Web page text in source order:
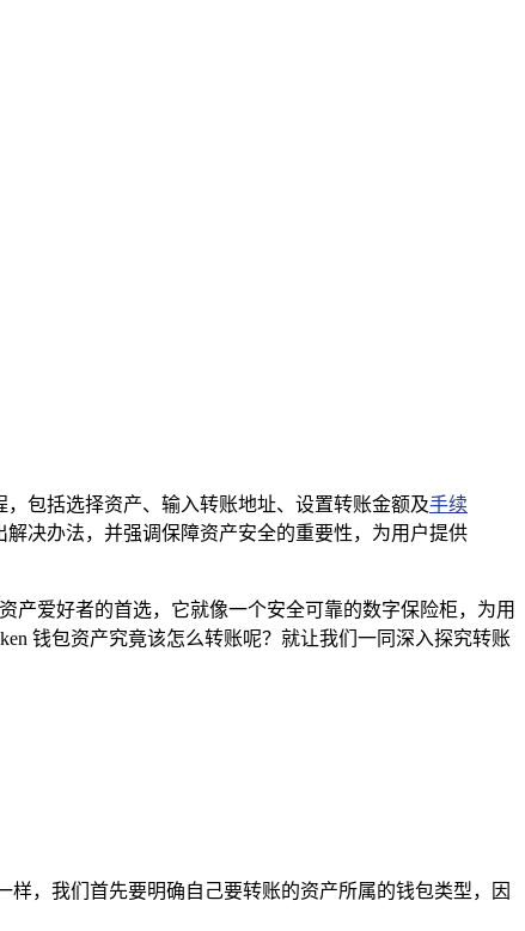
包括选择资产、输入转账地址、设置转账金额及手续
决办法，并强调保障资产安全的重要性，为用户提供
产爱好者的首选，它就像一个安全可靠的数字保险柜，为用
钱包资产究竟该怎么转账呢？就让我们一同深入探究转账
，我们首先要明确自己要转账的资产所属的钱包类型，因